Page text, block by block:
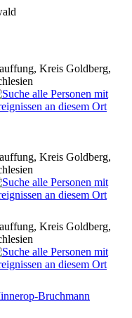
Kreis Goldberg,
Kreis Goldberg,
Kreis Goldberg,
Bruchmann